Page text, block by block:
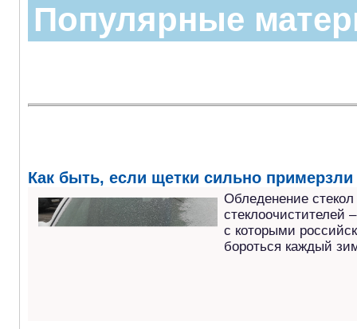
Популярные
Как быть, если щетки сильно примерзли
Обледенение
стеклоочистителей
с которыми
бороться каждый